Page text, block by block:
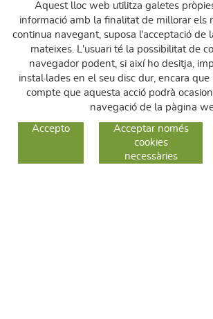
Aquest lloc web utilitza galetes
informació amb la finalitat de millorar els
continua navegant, suposa l'acceptació de
mateixes. L'usuari té la possibilitat de
navegador podent, si així ho desitja,
instal·lades en el seu disc dur, encara
compte que aquesta acció podrà
navegació de la pàgina
Accepto
Acceptar només
cookies
necessàries